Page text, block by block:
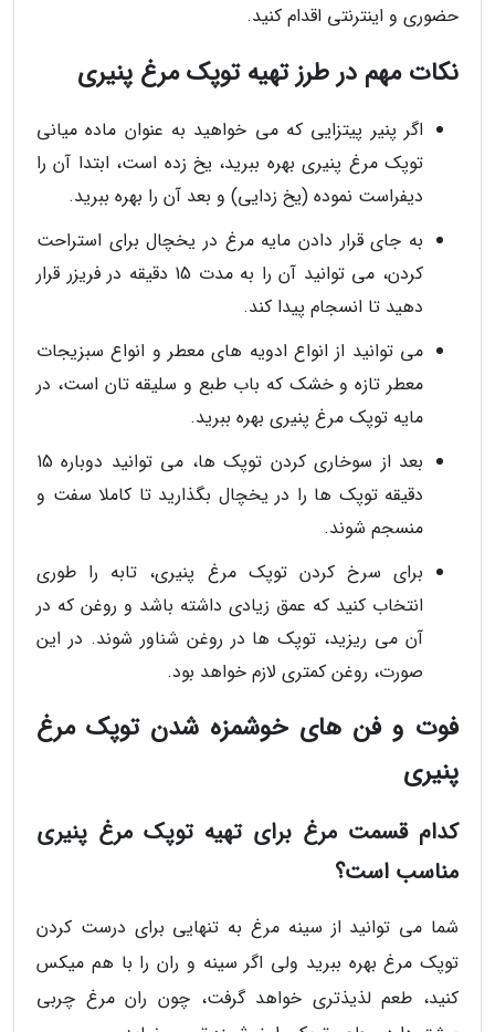
حضوری و اینترنتی اقدام کنید.
نکات مهم در طرز تهیه توپک مرغ پنیری
اگر پنیر پیتزایی که می خواهید به عنوان ماده میانی
توپک مرغ پنیری بهره ببرید، یخ زده است، ابتدا آن را
دیفراست نموده (یخ زدایی) و بعد آن را بهره ببرید.
به جای قرار دادن مایه مرغ در یخچال برای استراحت
کردن، می توانید آن را به مدت 15 دقیقه در فریزر قرار
دهید تا انسجام پیدا کند.
می توانید از انواع ادویه های معطر و انواع سبزیجات
معطر تازه و خشک که باب طبع و سلیقه تان است، در
مایه توپک مرغ پنیری بهره ببرید.
بعد از سوخاری کردن توپک ها، می توانید دوباره 15
دقیقه توپک ها را در یخچال بگذارید تا کاملا سفت و
منسجم شوند.
برای سرخ کردن توپک مرغ پنیری، تابه را طوری
انتخاب کنید که عمق زیادی داشته باشد و روغن که در
آن می ریزید، توپک ها در روغن شناور شوند. در این
صورت، روغن کمتری لازم خواهد بود.
فوت و فن های خوشمزه شدن توپک مرغ
پنیری
کدام قسمت مرغ برای تهیه توپک مرغ پنیری
مناسب است؟
شما می توانید از سینه مرغ به تنهایی برای درست کردن
توپک مرغ بهره ببرید ولی اگر سینه و ران را با هم میکس
کنید، طعم لذیذتری خواهد گرفت، چون ران مرغ چربی